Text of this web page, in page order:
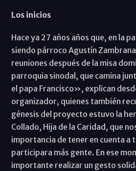
Los inicios
Hace ya 27 años años que, en la
siendo párroco Agustín
reuniones después de la misa
parroquia sinodal, que camina
el papa Francisco», explican
organizador, quienes también
génesis del proyecto estuvo la
Collado, Hija de la Caridad, que
importancia de tener en cuenta a
participara más gente. En ese
importante realizar un gesto